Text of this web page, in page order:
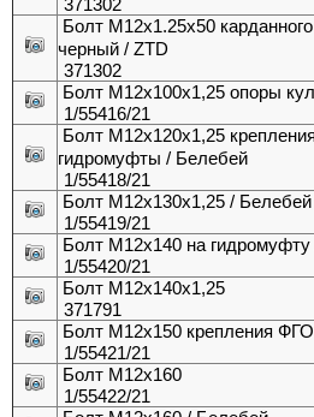
371302
Болт М12х1.25х50
черный / ZTD
371302
Болт М12х100х1,25 опоры
1/55416/21
Болт М12х120х1,25
гидромуфты / Белебей
1/55418/21
Болт М12х130х1,25 / Белебей
1/55419/21
Болт М12х140 на
1/55420/21
Болт М12х140х1,25
371791
Болт М12х150 крепления
1/55421/21
Болт М12х160
1/55422/21